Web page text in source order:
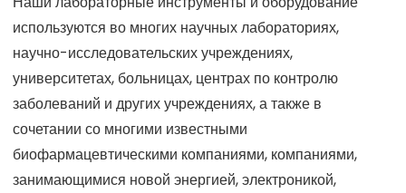
используются во многих научных лабораториях,
научно-исследовательских учреждениях,
университетах, больницах, центрах по контролю
заболеваний и других учреждениях, а также в
сочетании со многими известными
биофармацевтическими компаниями, компаниями,
занимающимися новой энергией, электроникой,